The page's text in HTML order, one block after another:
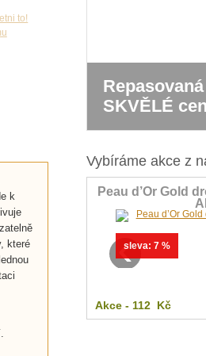
k
které
solária za
Vybíráme akce z
Peau d’Or Gold
sleva: 7 %
‹
Akce - 112 Kč